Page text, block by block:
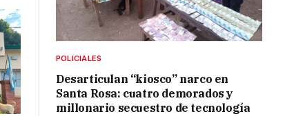
POLICIALES
Desarticulan “kiosco” narco en
Santa Rosa: cuatro demorados y
millonario secuestro de tecnología